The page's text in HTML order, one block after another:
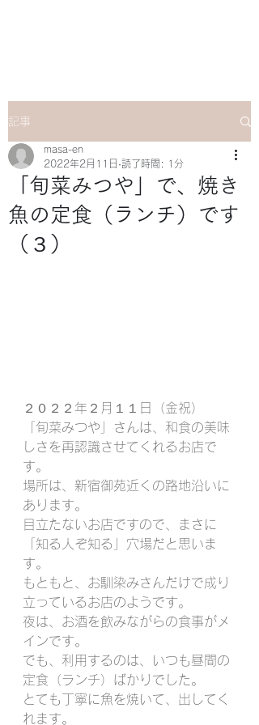
記事
「旬菜みつや」で、焼き
魚の定食（ランチ）です
（３）
masa-en
2022年2月11日 読了時間: 1分
２０２２年２月１１日（金祝）
「旬菜みつや」さんは、和食の美味
しさを再認識させてくれるお店で
す。
場所は、新宿御苑近くの路地沿いに
あります。
目立たないお店ですので、まさに
「知る人ぞ知る」穴場だと思いま
す。
もともと、お馴染みさんだけで成り
立っているお店のようです。
夜は、お酒を飲みながらの食事がメ
インです。
でも、利用するのは、いつも昼間の
定食（ランチ）ばかりでした。
とても丁寧に魚を焼いて、出してく
れます。